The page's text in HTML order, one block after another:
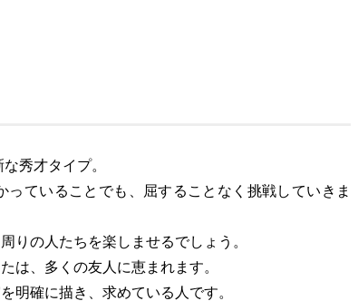
秀才タイプ。
ていることでも、屈することなく挑戦していきま
りの人たちを楽しませるでしょう。
は、多くの友人に恵まれます。
明確に描き、求めている人です。